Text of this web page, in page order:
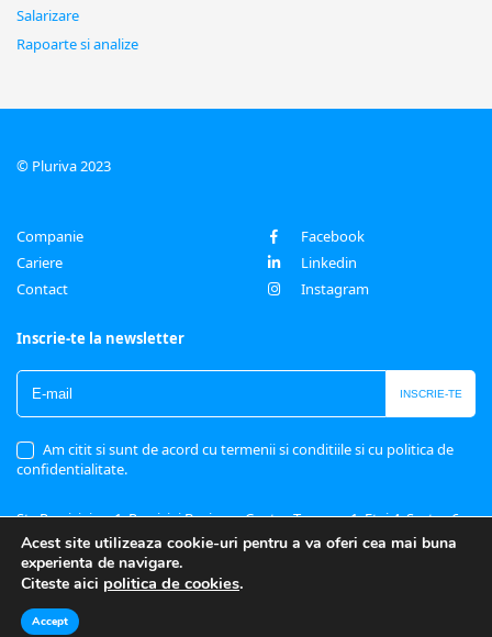
Salarizare
Rapoarte si analize
© Pluriva 2023
Companie
Cariere
Contact
Facebook
Linkedin
Instagram
Inscrie-te la newsletter
Am citit si sunt de acord cu termenii si conditiilesi cu politica de
confidentialitate.
Str. Preciziei nr. 1, Preciziei Business Center, Tronson 1, Etaj 4, Sector 6
Cod postal 062202, București
+4 (0372) 149 204
office@pluriva.com
Acest site utilizeaza cookie-uri pentru a va oferi cea mai buna
experienta de navigare.
Citeste aici politica de cookies.
Accept